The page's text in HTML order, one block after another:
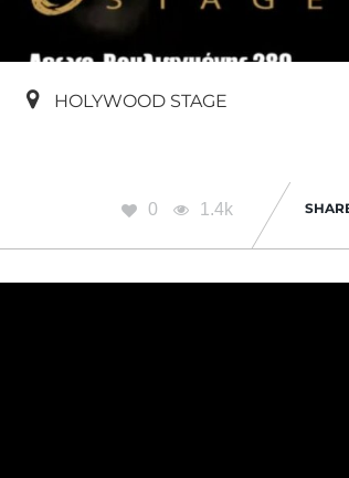
HOLYWOOD STAGE
0 1.4k